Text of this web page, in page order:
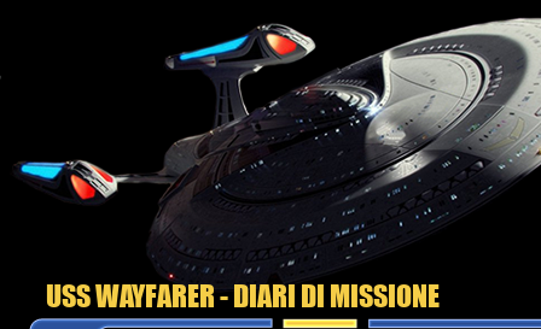
USS WAYFARER - DIARI DI MISSIONE